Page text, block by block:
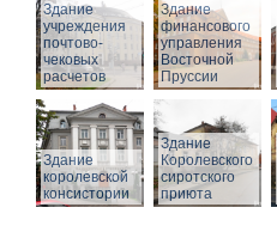
Здание
учреждения
почтово-
чековых
расчетов
Здание
финансового
управления
Восточной
Пруссии
Здание
королевской
консистории
Здание
Королевского
сиротского
приюта